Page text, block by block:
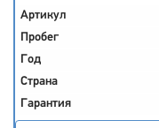
Артикул
Пробег
Год
Страна
Гарантия